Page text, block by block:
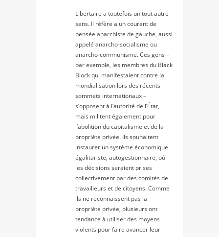
Libertaire a toutefois un tout autre
sens. Il réfère a un courant de
pensée anarchiste de gauche, aussi
appelé anarcho-socialisme ou
anarcho-communisme. Ces gens –
par exemple, les membres du Black
Block qui manifestaient contre la
mondialisation lors des récents
sommets internationaux –
s’opposent à l’autorité de l’État,
mais militent également pour
l’abolition du capitalisme et de la
propriété privée. Ils souhaitent
instaurer un système économique
égalitariste, autogestionnaire, où
les décisions seraient prises
collectivement par des comités de
travailleurs et de citoyens. Comme
ils ne reconnaissent pas la
propriété privée, plusieurs ont
tendance à utiliser des moyens
violents pour faire avancer leur